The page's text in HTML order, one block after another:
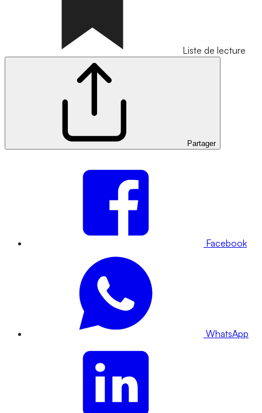
Liste de lecture
Partager
Facebook
WhatsApp